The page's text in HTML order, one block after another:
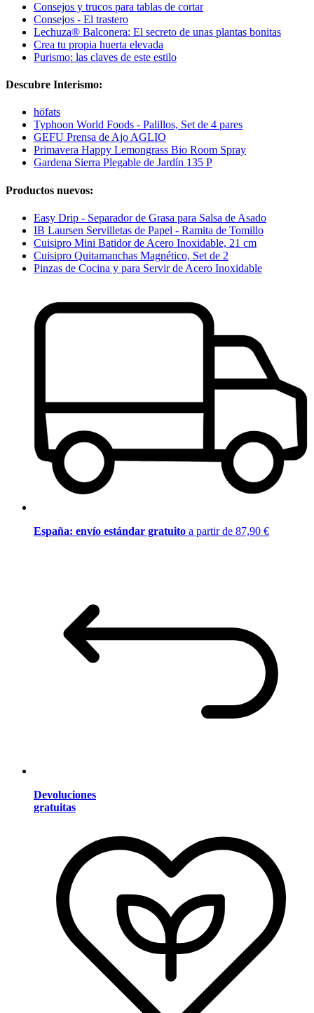
Consejos y trucos para tablas de cortar
Consejos - El trastero
Lechuza® Balconera: El secreto de unas plantas bonitas
Crea tu propia huerta elevada
Purismo: las claves de este estilo
Descubre Interismo:
höfats
Typhoon World Foods - Palillos, Set de 4 pares
GEFU Prensa de Ajo AGLIO
Primavera Happy Lemongrass Bio Room Spray
Gardena Sierra Plegable de Jardín 135 P
Productos nuevos:
Easy Drip - Separador de Grasa para Salsa de Asado
IB Laursen Servilletas de Papel - Ramita de Tomillo
Cuisipro Mini Batidor de Acero Inoxidable, 21 cm
Cuisipro Quitamanchas Magnético, Set de 2
Pinzas de Cocina y para Servir de Acero Inoxidable
España: envío estándar gratuito a partir de 87,90 €
Devoluciones
gratuitas